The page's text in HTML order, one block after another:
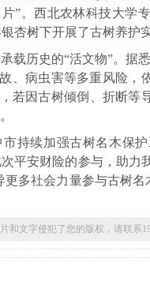
”。西北农林科技大学
杏树下开展了古树养护
载历史的“活文物”。据
、病虫害等多重风险
若因古树倾倒、折断等
持续加强古树名木保
平安财险的参与，助力
多社会力量参与古树
文字侵犯了您的版权，请联系